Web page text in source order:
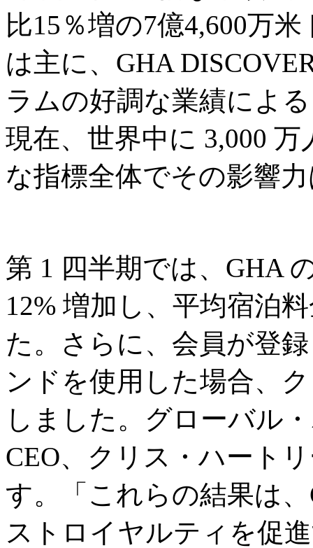
比15％増の7億4,600万
は主に、GHA
ラムの好調な業績によ
現在、世界中に 3,000
な指標全体でその影響
第 1 四半期では、GHA
12% 増加し、平均宿泊
た。さらに、会員が登
ンドを使用した場合、
しました。グローバル
CEO、クリス・ハート
す。「これらの結果は
ストロイヤルティを促